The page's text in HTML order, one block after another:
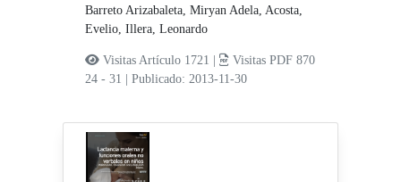
Barreto Arizabaleta, Miryan Adela,Acosta,
Evelio,Illera, Leonardo
Visitas Artículo 1721 |
Visitas PDF 870
24 - 31
|Publicado: 2013-11-30